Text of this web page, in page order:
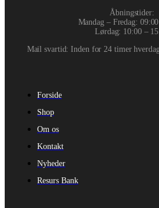
Åbningstider:
Mandag – Fredag:
Lørdag: 10:00 –
Mail svartid: Inden for 24 timer
Forside
Shop
Om os
Kontakt
Nyheder
Resurs Bank